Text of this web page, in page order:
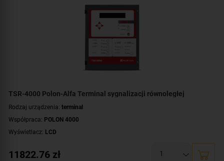
TSR-4000 Polon-Alfa Terminal sygnalizacji równoległej
Rodzaj urządzenia: terminal
Współpraca: POLON 4000
Wyświetlacz: LCD
11822.76 zł